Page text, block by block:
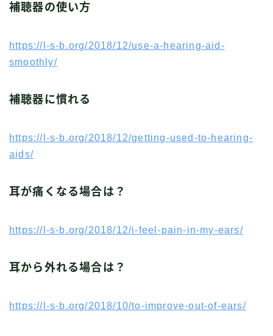
補聴器の使い方
https://l-s-b.org/2018/12/use-a-hearing-aid-
smoothly/
補聴器に慣れる
https://l-s-b.org/2018/12/getting-used-to-hearing-
aids/
耳が痛くなる場合は？
https://l-s-b.org/2018/12/i-feel-pain-in-my-ears/
耳から外れる場合は？
https://l-s-b.org/2018/10/to-improve-out-of-ears/